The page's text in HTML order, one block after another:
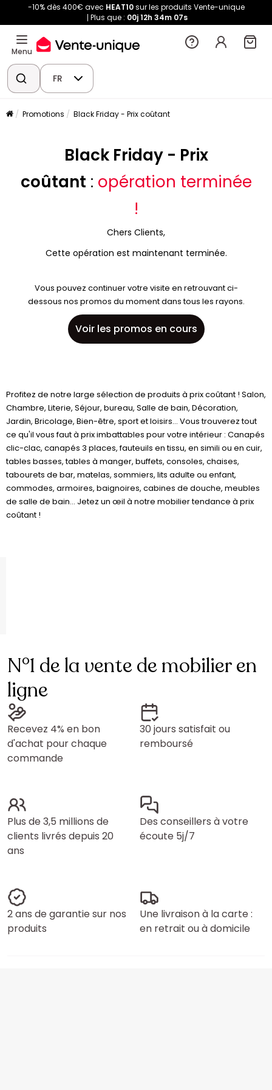
-10% dès 400€ avec HEAT10sur les produits Vente-unique
Plus que : 00j 12h 34m 07s
Menu
FR
Promotions Black Friday - Prix coûtant
Black Friday - Prix
coûtant : opération terminée
!
Chers Clients,
Cette opération est maintenant terminée.
Vous pouvez continuer votre visite en retrouvant ci-
dessous nos promos du moment dans tous les rayons.
Voir les promos en cours
Profitez de notre large sélection de produits à prix coûtant ! Salon,
Chambre, Literie, Séjour, bureau, Salle de bain, Décoration,
Jardin, Bricolage, Bien-être, sport et loisirs... Vous trouverez tout
ce qu'il vous faut à prix imbattables pour votre intérieur : Canapés
clic-clac, canapés 3 places, fauteuils en tissu, en simili ou en cuir,
tables basses, tables à manger, buffets, consoles, chaises,
tabourets de bar, matelas, sommiers, lits adulte ou enfant,
commodes, armoires, baignoires, cabines de douche, meubles
de salle de bain... Jetez un œil à notre mobilier tendance à prix
coûtant !
N°1 de la vente de mobilier en
ligne
Recevez 4% en bon
d'achat pour chaque
commande
30 jours satisfait ou
remboursé
Plus de 3,5 millions de
clients livrés depuis 20
ans
Des conseillers à votre
écoute 5j/7
2 ans de garantie sur nos
produits
Une livraison à la carte :
en retrait ou à domicile